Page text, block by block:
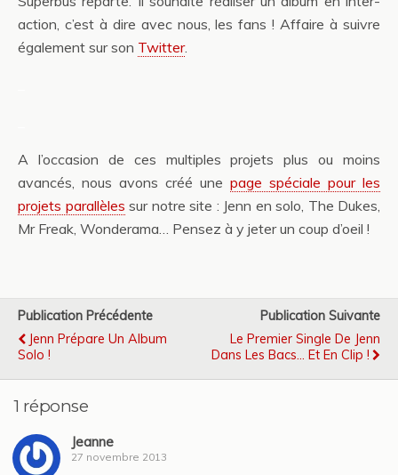
action, c’est à dire avec nous, les fans ! Affaire à suivre
également sur son Twitter.
A l’occasion de ces multiples projets plus ou moins
avancés, nous avons créé une page spéciale pour les
projets parallèles sur notre site : Jenn en solo, The Dukes,
Mr Freak, Wonderama… Pensez à y jeter un coup d’oeil !
Publication Précédente
Jenn Prépare Un Album
Solo !
Publication Suivante
Le Premier Single De Jenn
Dans Les Bacs... Et En Clip !
1 réponse
Jeanne
27 novembre 2013